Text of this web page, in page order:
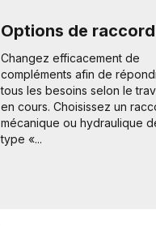
Options de raccord
Changez efficacement de
compléments afin de
tous les besoins selon le
en cours. Choisissez un
mécanique ou hydraulique
type «...